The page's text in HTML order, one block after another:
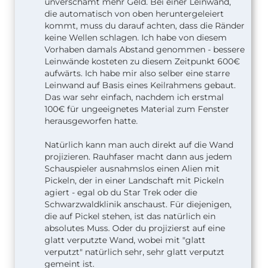
die automatisch von oben heruntergeleiert
kommt, muss du darauf achten, dass die Ränder
keine Wellen schlagen. Ich habe von diesem
Vorhaben damals Abstand genommen - bessere
Leinwände kosteten zu diesem Zeitpunkt 600€
aufwärts. Ich habe mir also selber eine starre
Leinwand auf Basis eines Keilrahmens gebaut.
Das war sehr einfach, nachdem ich erstmal
100€ für ungeeignetes Material zum Fenster
herausgeworfen hatte.
Natürlich kann man auch direkt auf die Wand
projizieren. Rauhfaser macht dann aus jedem
Schauspieler ausnahmslos einen Alien mit
Pickeln, der in einer Landschaft mit Pickeln
agiert - egal ob du Star Trek oder die
Schwarzwaldklinik anschaust. Für diejenigen,
die auf Pickel stehen, ist das natürlich ein
absolutes Muss. Oder du projizierst auf eine
glatt verputzte Wand, wobei mit "glatt
verputzt" natürlich sehr, sehr glatt verputzt
gemeint ist.